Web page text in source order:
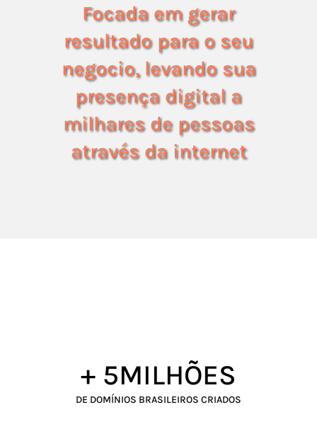
Focada em gerar
resultado para o seu
negocio, levando sua
presença digital a
milhares de pessoas
através da internet
+ 5MILHÕES
DE DOMÍNIOS BRASILEIROS CRIADOS